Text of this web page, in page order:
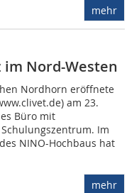
mehr
Nord-Westen
Nordhorn eröffnete
am 23.
Büro mit
Im
NINO-Hochbaus hat
mehr